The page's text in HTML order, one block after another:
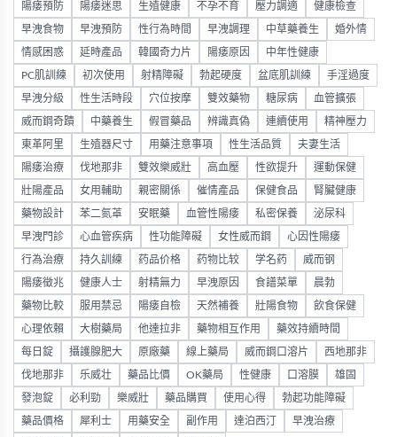
陽痿預防 陽痿迷思 生殖健康 不孕不育 壓力調適 健康檢查
早洩食物 早洩預防 性行為時間 早洩調理 中草藥養生 婚外情
情感困惑 延時產品 韓國奇力片 陽痿原因 中年性健康
PC肌訓練 初次使用 射精障礙 勃起硬度 盆底肌訓練 手淫過度
早洩分級 性生活時段 穴位按摩 雙效藥物 糖尿病 血管擴張
威而鋼奇蹟 中藥養生 假冒藥品 辨識真偽 連續使用 精神壓力
東革阿里 生殖器尺寸 用藥注意事項 性生活品質 夫妻生活
陽痿治療 伐地那非 雙效樂威壯 高血壓 性欲提升 運動保健
壯陽產品 女用輔助 親密關係 催情產品 保健食品 腎臟健康
藥物設計 苯二氮䓬 安眠藥 血管性陽痿 私密保養 泌尿科
早洩門診 心血管疾病 性功能障礙 女性威而鋼 心因性陽痿
行為治療 持久訓練 药品价格 药物比较 学名药 威而钢
陽痿徵兆 健康人士 射精無力 早洩原因 食譜菜單 晨勃
藥物比較 服用禁忌 陽痿自檢 天然補養 壯陽食物 飲食保健
心理依賴 大樹藥局 他達拉非 藥物相互作用 藥效持續時間
每日錠 攝護腺肥大 原廠藥 線上藥局 威而鋼口溶片 西地那非
伐地那非 乐威壮 藥品比價 OK藥局 性健康 口溶膜 雄固
發泡錠 必利勁 樂威壯 藥品購買 使用心得 勃起功能障礙
藥品價格 犀利士 用藥安全 副作用 達泊西汀 早洩治療